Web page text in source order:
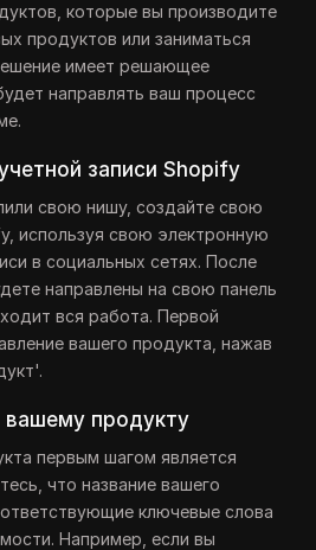
которые вы производите
продуктов или заниматься
имеет решающее
направлять ваш процесс
записи Shopify
свою нишу, создайте свою
используя свою электронную
в социальных сетях. После
направлены на свою панель
вся работа. Первой
вашего продукта, нажав
вашему продукту
первым шагом является
что название вашего
ключевые слова
Например, если вы